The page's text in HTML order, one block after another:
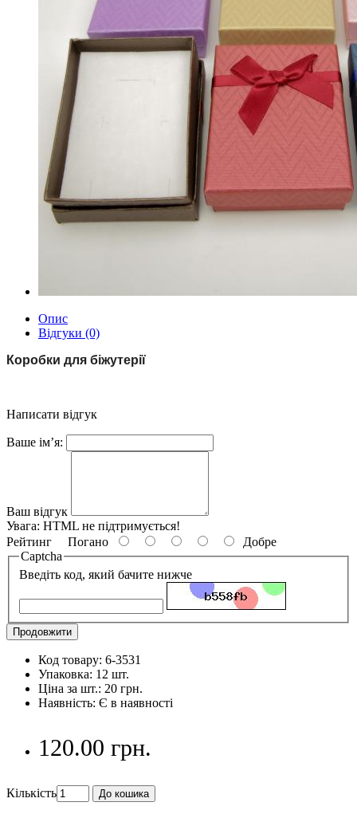
Опис
Відгуки (0)
Коробки для біжутерії
Написати відгук
Ваше ім’я:
Ваш відгук
Увага: HTML не підтримується!
Рейтинг Погано
Добре
Captcha
Введіть код, який бачите нижче
Продовжити
Код товару: 6-3531
Упаковка: 12 шт.
Ціна за шт.: 20 грн.
Наявність: Є в наявності
120.00 грн.
Кількість До кошика